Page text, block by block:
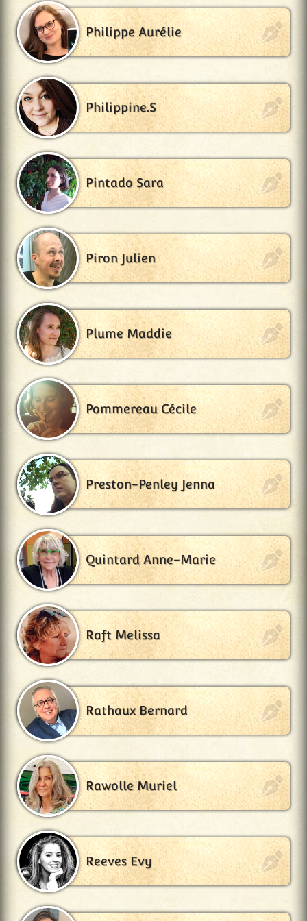
Philippe Aurélie
Philippine.S
Pintado Sara
Piron Julien
Plume Maddie
Pommereau Cécile
Preston-Penley Jenna
Quintard Anne-Marie
Raft Melissa
Rathaux Bernard
Rawolle Muriel
Reeves Evy